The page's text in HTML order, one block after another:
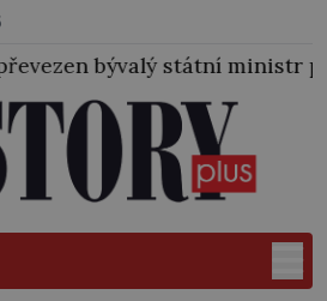
státní ministr pro